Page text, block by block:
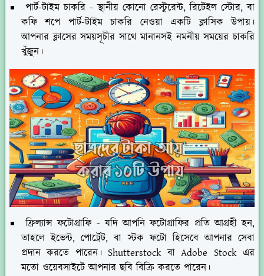
পার্ট-টাইম চাকরি - স্থানীয় কোনো রেস্টুরেন্ট, রিটেইল স্টোর, বা
কফি শপে পার্ট-টাইম চাকরি নেওয়া একটি ক্লাসিক উপায়।
আপনার ক্লাসের সময়সূচীর সাথে মানানসই নমনীয় সময়ের চাকরি
খুঁজুন।
ফ্রিল্যান্স ফটোগ্রাফি- যদি আপনি ফটোগ্রাফির প্রতি আগ্রহী হন,
তাহলে ইভেন্ট, পোর্ট্রেট, বা স্টক ফটো হিসেবে আপনার সেবা
প্রদান করতে পারেন। Shutterstock বা Adobe Stock এর
মতো ওয়েবসাইটে আপনার ছবি বিক্রি করতে পারেন।